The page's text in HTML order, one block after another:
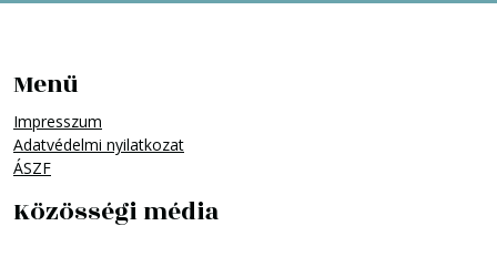
Menü
Impresszum
Adatvédelmi nyilatkozat
ÁSZF
Közösségi média